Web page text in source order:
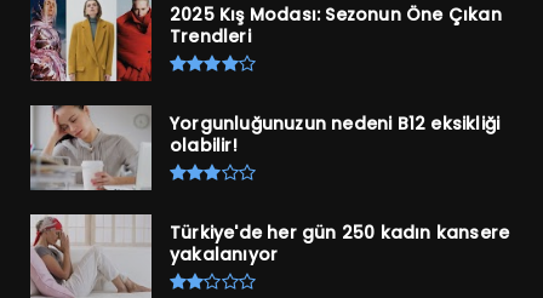
2025 Kış Modası: Sezonun Öne Çıkan
Trendleri
Yorgunluğunuzun nedeni B12 eksikliği
olabilir!
Türkiye'de her gün 250 kadın kansere
yakalanıyor